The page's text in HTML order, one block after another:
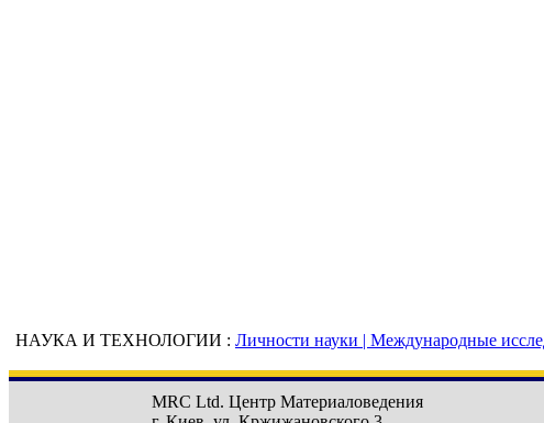
НАУКА И ТЕХНОЛОГИИ : Личности науки | Международные
MRC Ltd. Центр Материаловедения